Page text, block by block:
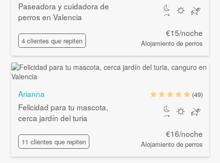
Paseadora y cuidadora de
perros en Valencia
4 clientes que repiten
€15/noche
Alojamiento de perros
Arianna
Felicidad para tu mascota,
cerca jardín del turia
11 clientes que repiten
(49)
€16/noche
Alojamiento de perros